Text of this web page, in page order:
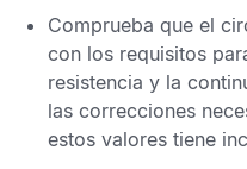
Comprueba que el
con los requisitos
resistencia y la
las correcciones
estos valores tiene